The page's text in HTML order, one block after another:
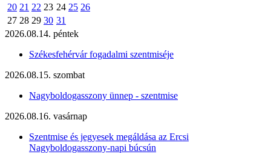
20 21 22 23 24 25 26
27 28 29 30 31
2026.08.14. péntek
Székesfehérvár fogadalmi szentmiséje
2026.08.15. szombat
Nagyboldogasszony ünnep - szentmise
2026.08.16. vasárnap
Szentmise és jegyesek megáldása az Ercsi
Nagyboldogasszony-napi búcsún